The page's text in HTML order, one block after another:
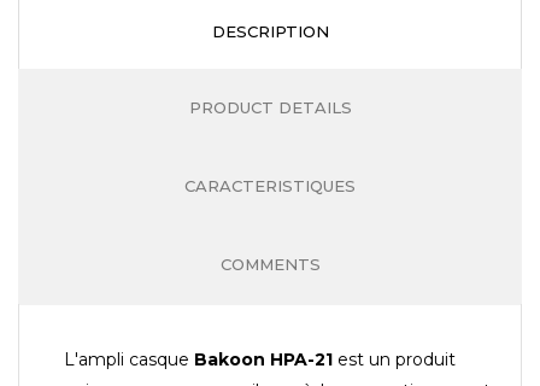
DESCRIPTION
PRODUCT DETAILS
CARACTERISTIQUES
COMMENTS
L'ampli casque Bakoon HPA-21 est un produit